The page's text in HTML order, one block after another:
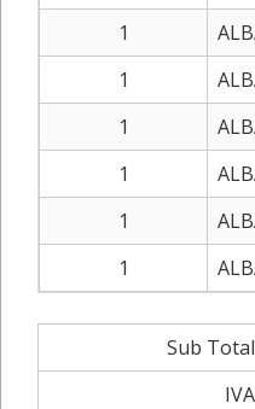
1
1
1
1
1
1
Sub Total
IVA